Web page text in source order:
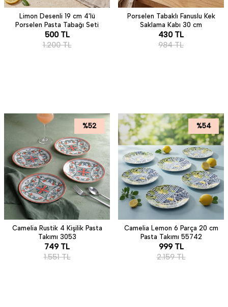
Limon Desenli 19 cm 4'lü
Porselen Pasta Tabağı Seti
500TL
1.200TL
Porselen Tabaklı Fanuslu Kek
Saklama Kabı 30 cm
430TL
984TL
%52
Camelia Rustik 4 Kişilik Pasta
Takımı 3053
749TL
1.551TL
%54
Camelia Lemon 6 Parça 20 cm
Pasta Takımı 55742
999TL
2.159TL